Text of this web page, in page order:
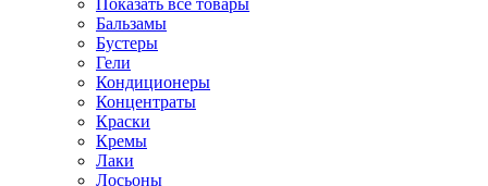
Показать все товары
Бальзамы
Бустеры
Гели
Кондиционеры
Концентраты
Краски
Кремы
Лаки
Лосьоны